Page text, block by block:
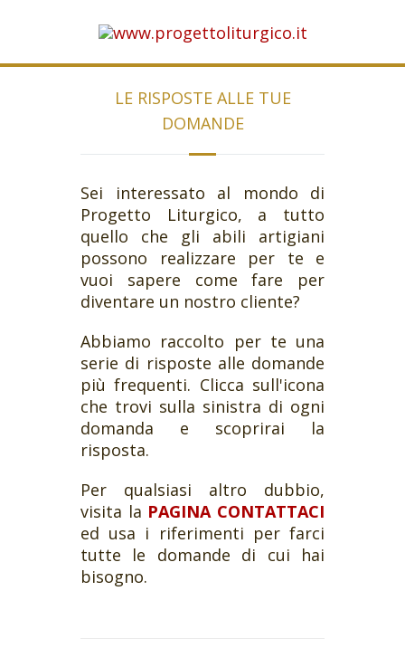
LE RISPOSTE ALLE TUE
DOMANDE
Sei interessato al mondo di
Progetto Liturgico, a tutto
quello che gli abili artigiani
possono realizzare per te e
vuoi sapere come fare per
diventare un nostro cliente?
Abbiamo raccolto per te una
serie di risposte alle domande
più frequenti. Clicca sull'icona
che trovi sulla sinistra di ogni
domanda e scoprirai la
risposta.
Per qualsiasi altro dubbio,
visita la PAGINA CONTATTACI
ed usa i riferimenti per farci
tutte le domande di cui hai
bisogno.